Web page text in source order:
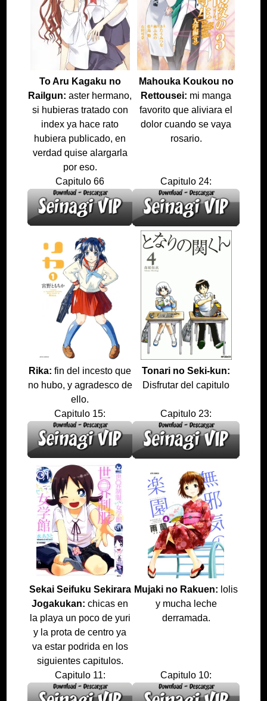
To Aru Kagaku no
Railgun: aster hermano,
si hubieras tratado con
index ya hace rato
hubiera publicado, en
verdad quise alargarla
por eso.
Mahouka Koukou no
Rettousei: mi manga
favorito que aliviara el
dolor cuando se vaya
rosario.
Capitulo 66 Capitulo 24:
Rika: fin del incesto que
no hubo, y agradesco de
ello.
Tonari no Seki-kun:
Disfrutar del capitulo
Capitulo 15: Capitulo 23:
Sekai Seifuku Sekirara
Jogakukan: chicas en
la playa un poco de yuri
y la prota de centro ya
va estar podrida en los
siguientes capitulos.
Mujaki no Rakuen: lolis
y mucha leche
derramada.
Capitulo 11: Capitulo 10: